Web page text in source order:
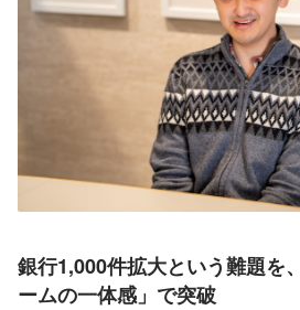
銀行1,000件拡大という難題を
ームの一体感」で突破